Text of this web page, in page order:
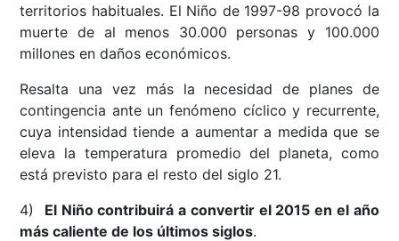
territorios habituales. El Niño de 1997-98 provocó la
muerte de al menos 30.000 personas y 100.000
millones en daños económicos.
Resalta una vez más la necesidad de planes de
contingencia ante un fenómeno cíclico y recurrente,
cuya intensidad tiende a aumentar a medida que se
eleva la temperatura promedio del planeta, como
está previsto para el resto del siglo 21.
4) El Niño contribuirá a convertir el 2015 en el año
más caliente de los últimos siglos.